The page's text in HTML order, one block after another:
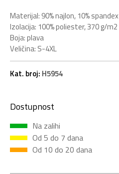
Materijal: 90% najlon, 10% spandex
Izolacija: 100% poliester, 370 g/m2
Boja: plava
Veličina: S-4XL
Kat. broj: H5954
Dostupnost
Na zalihi
Od 5 do 7 dana
Od 10 do 20 dana